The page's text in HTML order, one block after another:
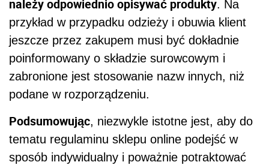
należy odpowiednio opisywać produkty. Na
przykład w przypadku odzieży i obuwia klient
jeszcze przez zakupem musi być dokładnie
poinformowany o składzie surowcowym i
zabronione jest stosowanie nazw innych, niż
podane w rozporządzeniu.
Podsumowując, niezwykle istotne jest, aby do
tematu regulaminu sklepu online podejść w
sposób indywidualny i poważnie potraktować